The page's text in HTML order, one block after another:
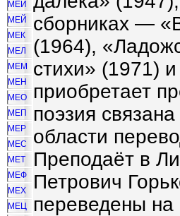
МЕИ
МЕЙ
МЕК
МЕЛ
МЕМ
МЕН
МЕО
МЕП
МЕР
МЕС
МЕТ
МЕФ
МЕХ
МЕЦ
сборниках —
(1964),
стихи» (1971)
приобретает
поэзия связана
области
Преподаёт в
Петрович
переведены на